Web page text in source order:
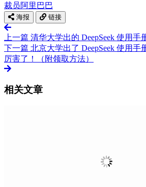
裁员阿里巴巴
海报 链接
上一篇 清华大学出的 DeepSeek 使用手
下一篇 北京大学出了 DeepSeek 使用
厉害了！（附领取方法）
相关文章